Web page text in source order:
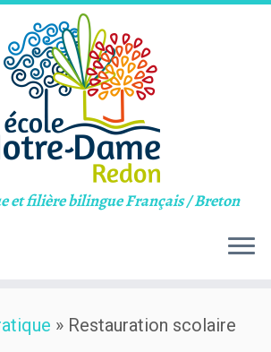
et filière bilingue Français / Breton
» Restauration scolaire